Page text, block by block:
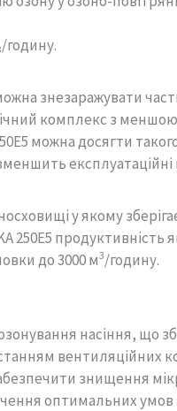
/годину.
знезаражувати
комплекс з
можна досягти
у якому
продуктивність
до 3000 м3/годину.
насіння, що
вентиляційних
знищення
оптимальних умов